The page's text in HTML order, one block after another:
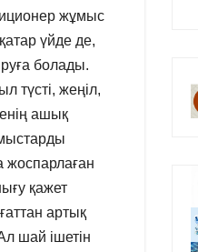
жұмыс
үйде де,
болады.
түсті, жеңіл,
ашық
жоспарлаған
қажет
артық
шай ішетін